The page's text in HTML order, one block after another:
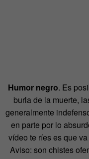
Humor negro. Es
burla de la muerte,
generalmente
en parte por lo
vídeo te ríes es que
Aviso: son chistes